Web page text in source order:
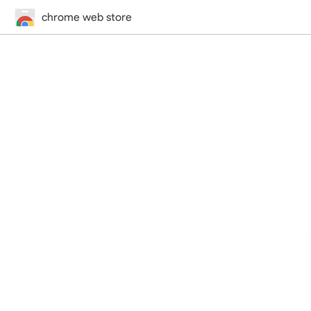
chrome web store